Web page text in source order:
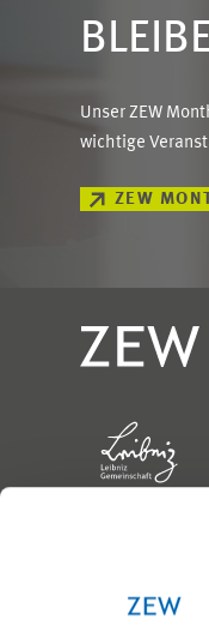
Unser ZEW
wichtige
ZEW
Gefördert von: